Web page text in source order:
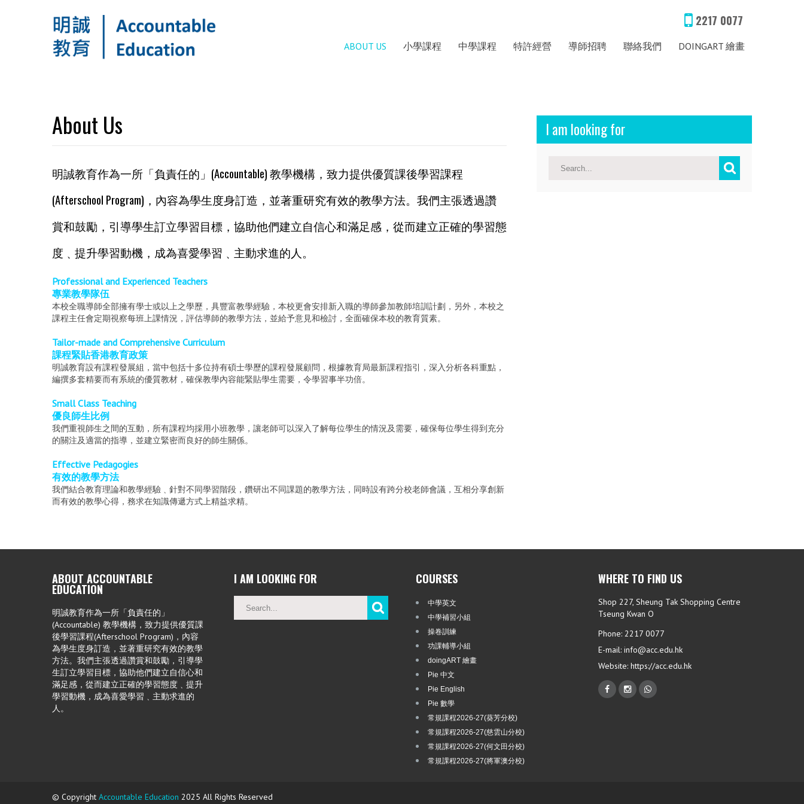
2217 0077
ABOUT US 小學課程 中學課程 特許經營 導師招聘 聯絡我們 DOINGART 繪畫
About Us
明誠教育作為一所「負責任的」(Accountable) 教學機構，致力提供優質課後學習課程
(Afterschool Program)，內容為學生度身訂造，並著重研究有效的教學方法。我們主張透過讚
賞和鼓勵，引導學生訂立學習目標，協助他們建立自信心和滿足感，從而建立正確的學習態
度﹑提升學習動機，成為喜愛學習﹑主動求進的人。
Professional and Experienced Teachers
專業教學隊伍
本校全職導師全部擁有學士或以上之學歷，具豐富教學經驗，本校更會安排新入職的導師參加教師培訓計劃，另外，本校之
課程主任會定期視察每班上課情況，評估導師的教學方法，並給予意見和檢討，全面確保本校的教育質素。
Tailor-made and Comprehensive Curriculum
課程緊貼香港教育政策
明誠教育設有課程發展組，當中包括十多位持有碩士學歷的課程發展顧問，根據教育局最新課程指引，深入分析各科重點，
編撰多套精要而有系統的優質教材，確保教學內容能緊貼學生需要，令學習事半功倍。
Small Class Teaching
優良師生比例
我們重視師生之間的互動，所有課程均採用小班教學，讓老師可以深入了解每位學生的情況及需要，確保每位學生得到充分
的關注及適當的指導，並建立緊密而良好的師生關係。
Effective Pedagogies
有效的教學方法
我們結合教育理論和教學經驗﹑針對不同學習階段，鑽研出不同課題的教學方法，同時設有跨分校老師會議，互相分享創新
而有效的教學心得，務求在知識傳遞方式上精益求精。
I am looking for
ABOUT ACCOUNTABLE
EDUCATION
明誠教育作為一所「負責任的」
(Accountable) 教學機構，致力提供優質課
後學習課程(Afterschool Program)，內容
為學生度身訂造，並著重研究有效的教學
方法。我們主張透過讚賞和鼓勵，引導學
生訂立學習目標，協助他們建立自信心和
滿足感，從而建立正確的學習態度﹑提升
學習動機，成為喜愛學習﹑主動求進的
人。
I AM LOOKING FOR COURSES
中學英文
中學補習小組
操卷訓練
功課輔導小組
doingART 繪畫
Pie 中文
Pie English
Pie 數學
常規課程2026-27(葵芳分校)
常規課程2026-27(慈雲山分校)
常規課程2026-27(何文田分校)
常規課程2026-27(將軍澳分校)
WHERE TO FIND US
Shop 227, Sheung Tak Shopping Centre
Tseung Kwan O
Phone: 2217 0077
E-mail: info@acc.edu.hk
Website:https://acc.edu.hk
© Copyright Accountable Education 2025 All Rights Reserved